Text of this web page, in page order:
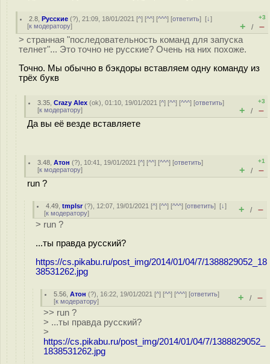
2.8 ,Русские (?), 21:09, 18/01/2021 [^] [^^] [^^^] [ответить][↓]
[к модератору]
+3
+ / –
> странная "последовательность команд для запуска
телнет"... Это точно не русские? Очень на них похоже.
Точно. Мы обычно в бэкдоры вставляем одну команду из
трёх букв
3.35 ,Crazy Alex (ok), 01:10, 19/01/2021 [^] [^^] [^^^] [ответить]
[к модератору]
+3
+ / –
Да вы её везде вставляете
3.48 ,Атон (?), 10:41, 19/01/2021 [^] [^^] [^^^] [ответить]
[к модератору]
+1
+ / –
run ?
4.49 ,tmplsr(?), 12:07, 19/01/2021 [^] [^^] [^^^] [ответить][↓]
[к модератору] + / –
> run ?
...ты правда русский?
https://cs.pikabu.ru/post_img/2014/01/04/7/1388829052_18
38531262.jpg
5.56 ,Атон (?), 16:22, 19/01/2021 [^] [^^] [^^^] [ответить]
[к модератору] + / –
>> run ?
> ...ты правда русский?
>
https://cs.pikabu.ru/post_img/2014/01/04/7/1388829052_
1838531262.jpg